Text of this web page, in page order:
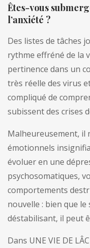
Êtes-vous
l’anxiété ?
Des listes de tâches
rythme effréné de la
pertinence dans un
très réelle des virus
compliqué de
subissent des crises
Malheureusement, il
émotionnels
évoluer en une
psychosomatiques,
comportements
nouvelle : bien que
déstabilisant, il peut
Dans UNE VIE DE